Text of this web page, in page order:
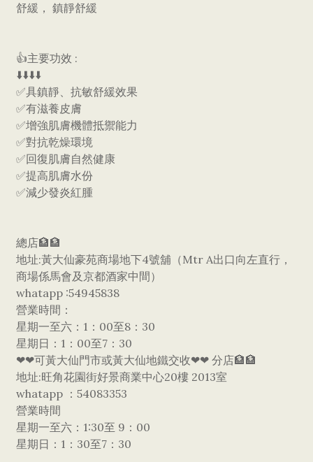
舒緩， 鎮靜舒緩
👍主要功效 :
⬇️⬇️⬇️⬇️
✅具鎮靜、抗敏舒緩效果
✅有滋養皮膚
✅增強肌膚機體抵禦能力
✅對抗乾燥環境
✅回復肌膚自然健康
✅提高肌膚水份
✅減少發炎紅腫
總店🏦🏦
地址:黃大仙豪苑商場地下4號舖（Mtr A出口向左直行，
商場係馬會及京都酒家中間）
whatapp :54945838
營業時間：
星期一至六：1：00至8：30
星期日：1：00至7：30
❤❤可黃大仙門市或黃大仙地鐵交收❤❤ 分店🏦🏦
地址:旺角花園街好景商業中心20樓 2013室
whatapp ：54083353
營業時間
星期一至六：1:30至 9：00
星期日：1：30至7：30